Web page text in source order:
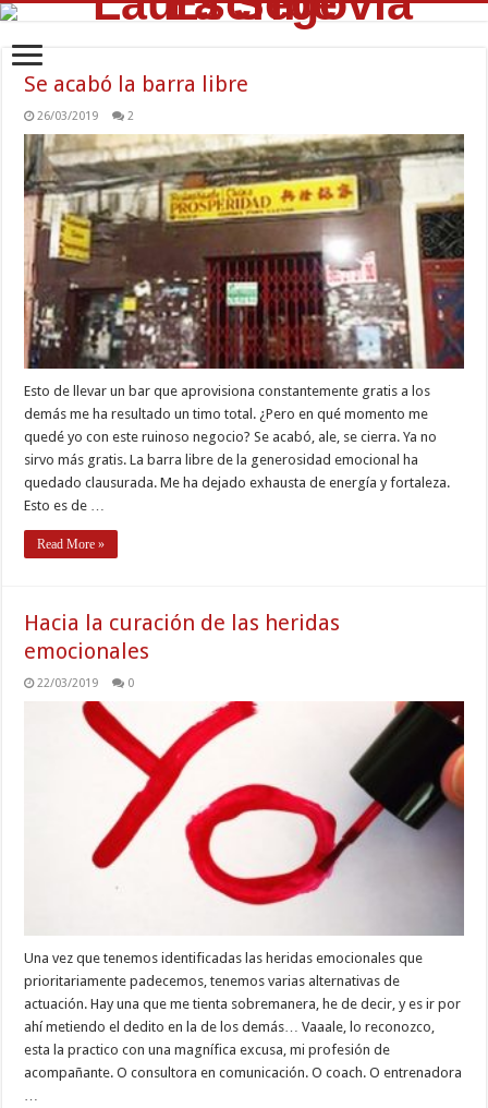
Se acabó la barra libre
26/03/2019 2
Esto de llevar un bar que aprovisiona constantemente gratis a los
demás me ha resultado un timo total. ¿Pero en qué momento me
quedé yo con este ruinoso negocio? Se acabó, ale, se cierra. Ya no
sirvo más gratis. La barra libre de la generosidad emocional ha
quedado clausurada. Me ha dejado exhausta de energía y fortaleza.
Esto es de …
Read More »
Hacia la curación de las heridas
emocionales
22/03/2019 0
Una vez que tenemos identificadas las heridas emocionales que
prioritariamente padecemos, tenemos varias alternativas de
actuación. Hay una que me tienta sobremanera, he de decir, y es ir por
ahí metiendo el dedito en la de los demás… Vaaale, lo reconozco,
esta la practico con una magnífica excusa, mi profesión de
acompañante. O consultora en comunicación. O coach. O entrenadora